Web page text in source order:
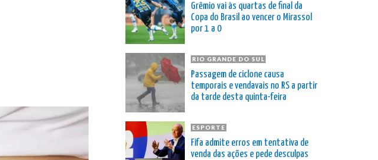
Grêmio vai às quartas de final da
Copa do Brasil ao vencer o Mirassol
por 1 a 0
RIO GRANDE DO SUL
Passagem de ciclone causa
temporais e vendavais no RS a partir
da tarde desta quinta-feira
ESPORTE
Fifa admite erros em tentativa de
venda das ações e pede desculpas